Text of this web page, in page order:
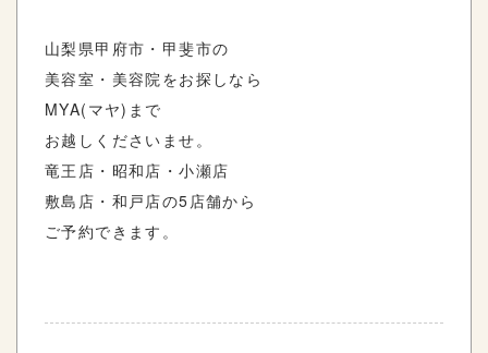
山梨県甲府市・甲斐市の
美容室・美容院をお探しなら
MYA(マヤ)まで
お越しくださいませ。
竜王店・昭和店・小瀬店
敷島店・和戸店の5店舗から
ご予約できます。